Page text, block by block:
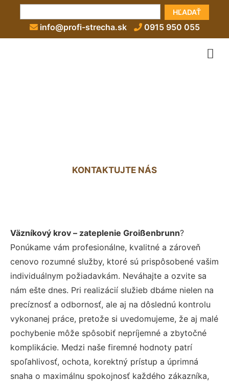
HĽADAŤ
info@profi-strecha.sk 0915 950 055
KONTAKTUJTE NÁS
Väzníkový krov – zateplenie Groißenbrunn?
Ponúkame vám profesionálne, kvalitné a zároveň
cenovo rozumné služby, ktoré sú prispôsobené vašim
individuálnym požiadavkám. Neváhajte a ozvite sa
nám ešte dnes. Pri realizácií služieb dbáme nielen na
precíznosť a odbornosť, ale aj na dôslednú kontrolu
vykonanej práce, pretože si uvedomujeme, že aj malé
pochybenie môže spôsobiť nepríjemné a zbytočné
komplikácie. Medzi naše firemné hodnoty patrí
spoľahlivosť, ochota, korektný prístup a úprimná
snaha o maximálnu spokojnosť každého zákazníka,